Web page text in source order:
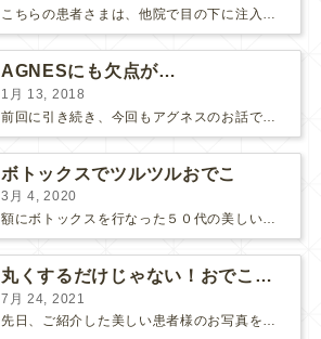
こちらの患者さまは、他院で目の下に注入したヒアルロン酸がチンダル現象を起こしていたため、 ヒアルロン酸を分解する薬（ヒアルロニダーゼ）で分解してから 改めてヒアルロン酸を入れ直しました。 ...
AGNESにも欠点が…
1月 13, 2018
ボトックスでツルツルおでこ
3月 4, 2020
額にボトックスを行なった５０代の美しい女性です。 エイジングとともに横ジワが目立つようになって、 キメが乱れてツヤが無くなってきます。 ボトックスを額に注射すると 横ジワが目立たなくな...
丸くするだけじゃない！おでこのヒアルロン酸注射
7月 24, 2021
先日、ご紹介した美しい患者様のお写真を使わせていただいて、おでこのヒアルロン酸注射について説明します。 （≫ 写真の患者様の経過はこちら『２年間で若返って綺麗になられた患者様』） なぜおでこに...